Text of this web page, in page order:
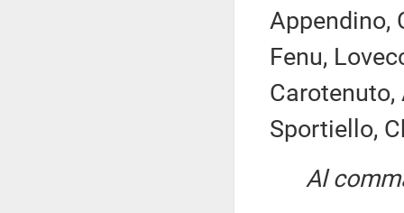
Appendino,
Fenu,
Carotenuto,
Sportiello,
Al